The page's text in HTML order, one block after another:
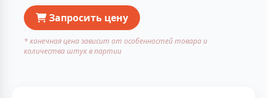
Запросить цену
* конечная цена зависит от особенностей товара и
количества штук в партии